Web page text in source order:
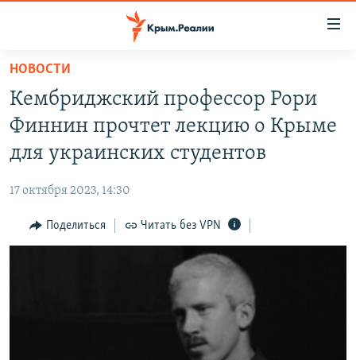
Вернуться
основному
содержанию
главной
навигации
Вернутся
НОВОСТИ
СПЕЦПРОЕКТЫ
11 ЛЕТ ОККУПАЦИИ КРЫМА. 11 ИСТОРИЙ СОПРОТИВЛЕНИЯ
ЕЩЕ
ИНТЕРАКТИВ
РАДІО СВОБОДА
КАК ОБОЙТИ БЛОКИРОВКУ
НОВОСТИ
Кембриджский профессор Рори
Финнин прочтет лекцию о Крыме
для украинских студентов
17 октября 2023, 14:30
Поделиться Читать без VPN